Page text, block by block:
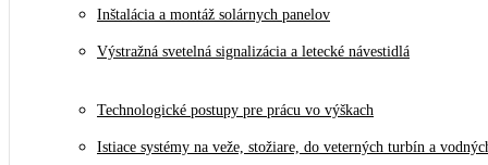
Inštalácia a montáž solárnych panelov
Výstražná svetelná signalizácia a letecké návestidlá
Technologické postupy pre prácu vo výškach
Istiace systémy na veže, stožiare, do veterných turbín a